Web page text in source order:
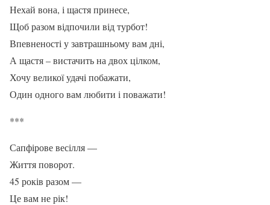
Нехай вона, і щастя принесе,
Щоб разом відпочили від турбот!
Впевненості у завтрашньому вам дні,
А щастя – вистачить на двох цілком,
Хочу великої удачі побажати,
Один одного вам любити і поважати!
***
Сапфірове весілля —
Життя поворот.
45 років разом —
Це вам не рік!